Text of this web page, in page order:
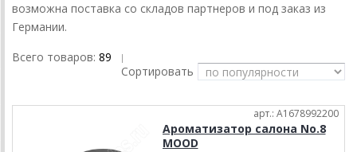
возможна поставка со складов партнеров и под заказ из
Германии.
Всего товаров: 89 |
Сортировать
арт.: A1678992200
Ароматизатор салона No.8
MOOD